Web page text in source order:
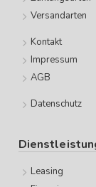
Versandarten
Kontakt
Impressum
AGB
Datenschutz
Leasing